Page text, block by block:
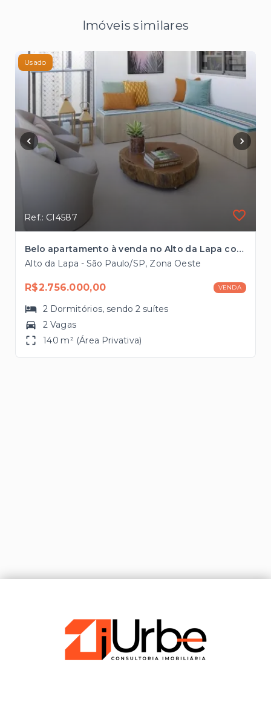
Imóveis similares
Usado
Ref.: CI4587
Belo apartamento à venda no Alto da Lapa com 140m², 2 suítes próximo ao Parque Villa Lobos
Alto da Lapa - São Paulo/SP, Zona Oeste
R$2.756.000,00 VENDA
2 Dormitórios, sendo2 suítes
2 Vagas
140 m² (Área Privativa)